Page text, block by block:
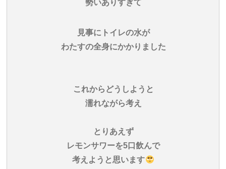
勢いありすぎて
見事にトイレの水が
わたすの全身にかかりました
これからどうしようと
濡れながら考え
とりあえず
レモンサワーを5口飲んで
考えようと思います